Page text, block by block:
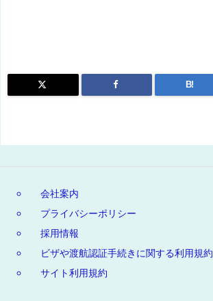
B!
会社案内
プライバシーポリシー
採用情報
ビザや渡航認証手続きに関する利用規約
サイト利用規約